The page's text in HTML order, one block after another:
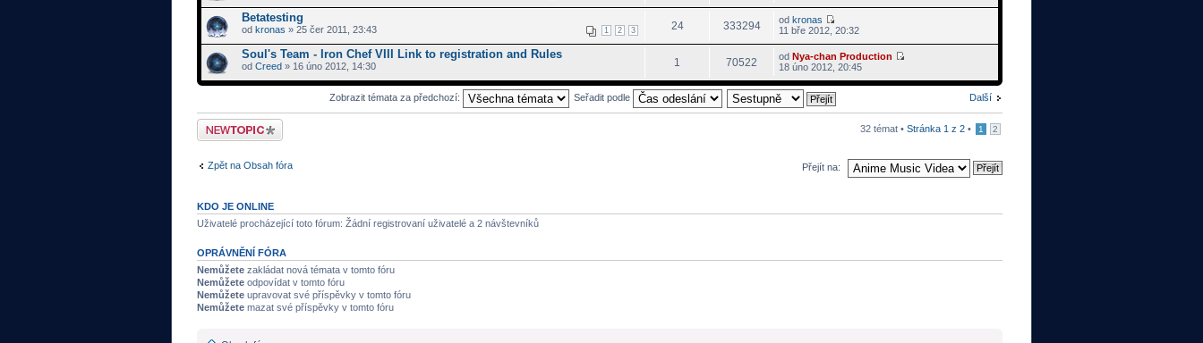
Betatesting
1 2 3
od kronas » 25 čer 2011, 23:43 24 333294 odkronas
11 bře 2012, 20:32
Soul's Team - Iron Chef VIII Link to registration and Rules
od Creed » 16 úno 2012, 14:30 1 70522 odNya-chan Production
18 úno 2012, 20:45
Další
Zobrazit témata za předchozí: Seřadit podle
Odeslat nové téma 32 témat • Stránka 1 z 2 • 1 2
Zpět na Obsah fóra Přejít na:
KDO JE ONLINE
Uživatelé procházející toto fórum: Žádní registrovaní uživatelé a 2 návštevníků
OPRÁVNĚNÍ FÓRA
Nemůžete zakládat nová témata v tomto fóru
Nemůžete odpovídat v tomto fóru
Nemůžete upravovat své příspěvky v tomto fóru
Nemůžete mazat své příspěvky v tomto fóru